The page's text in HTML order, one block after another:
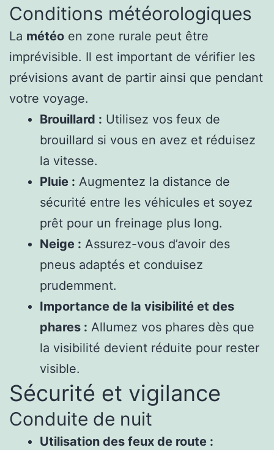
Conditions météorologiques
La météo en zone rurale peut être
imprévisible. Il est important de vérifier les
prévisions avant de partir ainsi que pendant
votre voyage.
Brouillard : Utilisez vos feux de
brouillard si vous en avez et réduisez
la vitesse.
Pluie : Augmentez la distance de
sécurité entre les véhicules et soyez
prêt pour un freinage plus long.
Neige : Assurez-vous d’avoir des
pneus adaptés et conduisez
prudemment.
Importance de la visibilité et des
phares : Allumez vos phares dès que
la visibilité devient réduite pour rester
visible.
Sécurité et vigilance
Conduite de nuit
Utilisation des feux de route :